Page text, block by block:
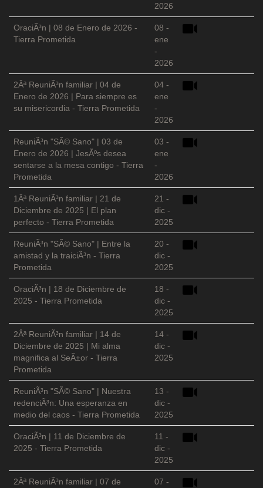
2026
OraciÃ³n | 08 de Enero de 2026 -
Tierra Prometida
08 -
ene
-
2026
2Âª ReuniÃ³n familiar | 04 de
Enero de 2026 | Para siempre es
su misericordia - Tierra Prometida
04 -
ene
-
2026
ReuniÃ³n "SÃ© Sano" | 03 de
Enero de 2026 | JesÃºs desea
sentarse a la mesa contigo - Tierra
Prometida
03 -
ene
-
2026
1Âª ReuniÃ³n familiar | 21 de
Diciembre de 2025 | El plan
perfecto - Tierra Prometida
21 -
dic -
2025
ReuniÃ³n "SÃ© Sano" | Entre la
amistad y la traiciÃ³n - Tierra
Prometida
20 -
dic -
2025
OraciÃ³n | 18 de Diciembre de
2025 - Tierra Prometida
18 -
dic -
2025
2Âª ReuniÃ³n familiar | 14 de
Diciembre de 2025 | Mi alma
magnifica al SeÃ±or - Tierra
Prometida
14 -
dic -
2025
ReuniÃ³n "SÃ© Sano" | Nuestra
redenciÃ³n: Una esperanza en
medio del caos - Tierra Prometida
13 -
dic -
2025
OraciÃ³n | 11 de Diciembre de
2025 - Tierra Prometida
11 -
dic -
2025
2Âª ReuniÃ³n familiar | 07 de
07 -